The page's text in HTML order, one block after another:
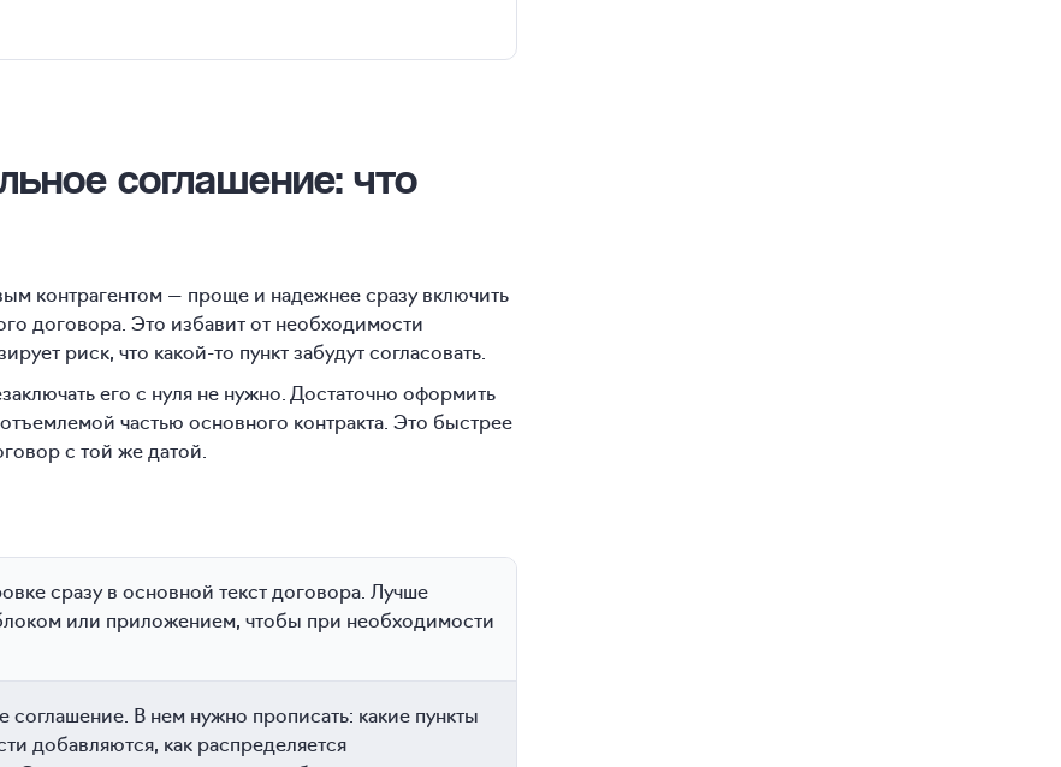
соглашение: что
контрагентом — проще и надежнее сразу включить
договора. Это избавит от необходимости
риск, что какой-то пункт забудут согласовать.
его с нуля не нужно. Достаточно оформить
частью основного контракта. Это быстрее
с той же датой.
сразу в основной текст договора. Лучше
или приложением, чтобы при необходимости
В нем нужно прописать: какие пункты
добавляются, как распределяется